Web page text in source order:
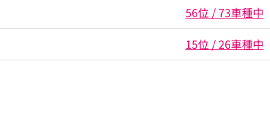
56位 / 73車種中
15位 / 26車種中